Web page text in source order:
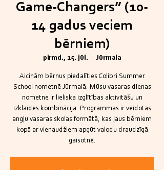
Game-Changers” (10-
14 gadus veciem
bērniem)
pirmd., 15. jūl. Jūrmala
Aicinām bērnus piedalīties Colibri Summer
School nometnē Jūrmalā. Mūsu vasaras dienas
nometne ir lieliska izglītības aktivitāšu un
izklaides kombinācija. Programmas ir veidotas
angļu vasaras skolas formātā, kas ļaus bērniem
kopā ar vienaudžiem apgūt valodu draudzīgā
gaisotnē.